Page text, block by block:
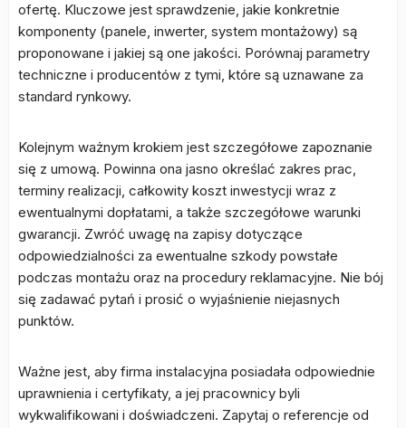
ofertę. Kluczowe jest sprawdzenie, jakie konkretnie
komponenty (panele, inwerter, system montażowy) są
proponowane i jakiej są one jakości. Porównaj parametry
techniczne i producentów z tymi, które są uznawane za
standard rynkowy.
Kolejnym ważnym krokiem jest szczegółowe zapoznanie
się z umową. Powinna ona jasno określać zakres prac,
terminy realizacji, całkowity koszt inwestycji wraz z
ewentualnymi dopłatami, a także szczegółowe warunki
gwarancji. Zwróć uwagę na zapisy dotyczące
odpowiedzialności za ewentualne szkody powstałe
podczas montażu oraz na procedury reklamacyjne. Nie bój
się zadawać pytań i prosić o wyjaśnienie niejasnych
punktów.
Ważne jest, aby firma instalacyjna posiadała odpowiednie
uprawnienia i certyfikaty, a jej pracownicy byli
wykwalifikowani i doświadczeni. Zapytaj o referencje od